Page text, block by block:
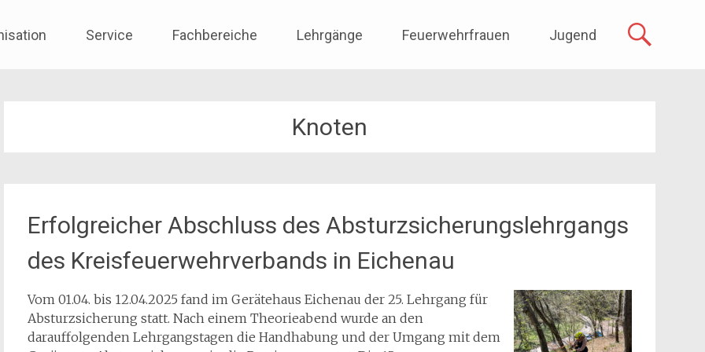
Service Fachbereiche Lehrgänge Feuerwehrfrauen Jugend
Knoten
Erfolgreicher Abschluss des Absturzsicherungslehrgangs
des Kreisfeuerwehrverbands in Eichenau
Vom 01.04. bis 12.04.2025 fand im Gerätehaus Eichenau der 25. Lehrgang für
Absturzsicherung statt. Nach einem Theorieabend wurde an den
darauffolgenden Lehrgangstagen die Handhabung und der Umgang mit dem